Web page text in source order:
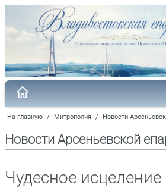
На главную / Митрополия / Новости
Новости Арсеньевской
Чудесное исцеление